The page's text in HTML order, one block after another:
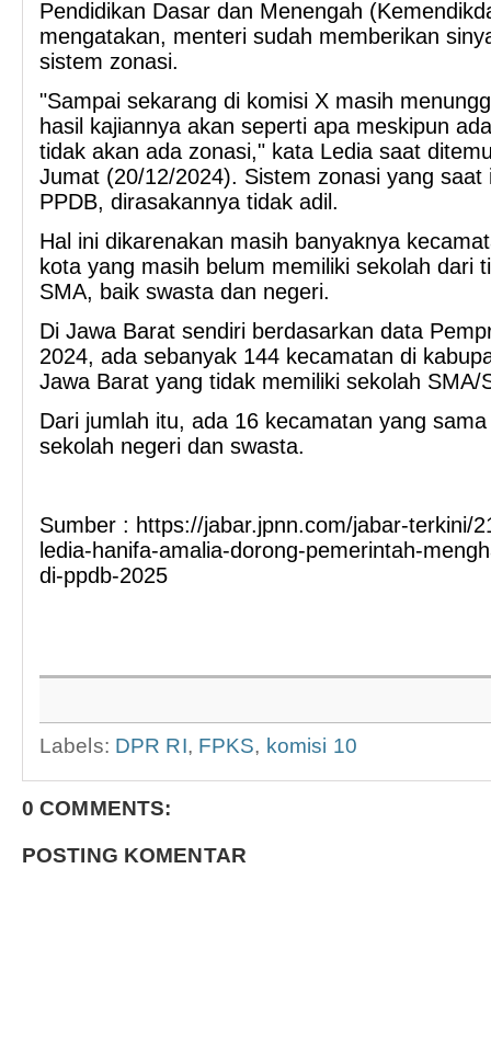
Pendidikan Dasar dan Menengah
mengatakan, menteri sudah memberikan
sistem zonasi.
"Sampai sekarang di komisi X masih
hasil kajiannya akan seperti apa meskipun
tidak akan ada zonasi," kata Ledia saat
Jumat (20/12/2024). Sistem zonasi yang saat
PPDB, dirasakannya tidak adil.
Hal ini dikarenakan masih banyaknya
kota yang masih belum memiliki sekolah dari
SMA, baik swasta dan negeri.
Di Jawa Barat sendiri berdasarkan data
2024, ada sebanyak 144 kecamatan di
Jawa Barat yang tidak memiliki sekolah
Dari jumlah itu, ada 16 kecamatan yang
sekolah negeri dan swasta.
Sumber : https://jabar.jpnn.com/jabar-terkini/
ledia-hanifa-amalia-dorong-pemerintah-
di-ppdb-2025
Labels: DPR RI, FPKS, komisi 10
0 COMMENTS:
POSTING KOMENTAR